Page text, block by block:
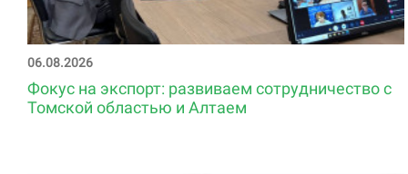
06.08.2026
Фокус на экспорт: развиваем сотрудничество с
Томской областью и Алтаем